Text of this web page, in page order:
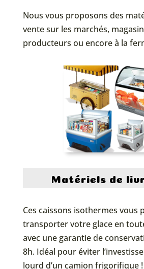
Nous vous proposons des
vente sur les marchés,
producteurs ou encore à la
Matériels de
Ces caissons isothermes vous
transporter votre glace en
avec une garantie de
8h. Idéal pour éviter
lourd d’un camion frigorifique !